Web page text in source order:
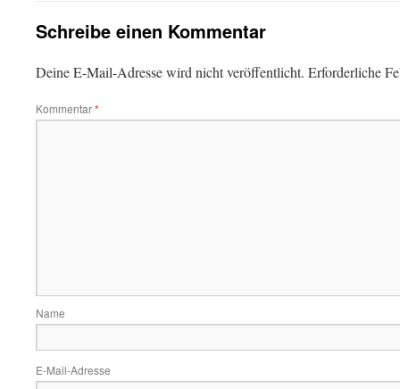
Schreibe einen Kommentar
Deine E-Mail-Adresse wird nicht veröffentlicht. Erforderliche
Kommentar*
Name
E-Mail-Adresse